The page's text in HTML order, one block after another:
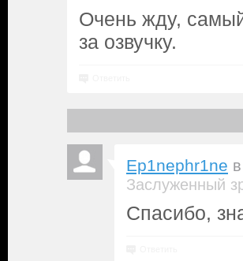
Очень жду,
за озвучку.
Ep1nephr1ne
Заслуженный
Спасибо,